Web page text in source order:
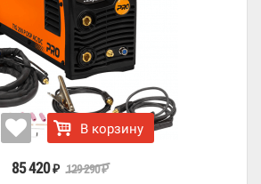
В корзину
85 420 ₽ 129 290₽